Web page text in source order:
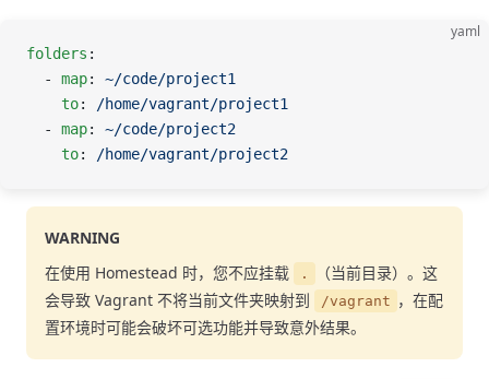
yaml
folders :
  -
map: ~/code/project1
    to
:
/home/vagrant/project1
  -
map: ~/code/project2
    to
: /home/vagrant/project2
WARNING
在使用 Homestead 时，您不应挂载
.
（当前目录）。这
会导致 Vagrant 不将当前文件夹映射到
/vagrant ，在配
置环境时可能会破坏可选功能并导致意外结果。